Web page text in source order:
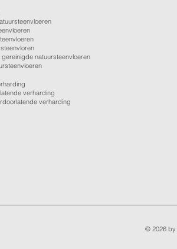
natuursteenvloeren
verharding
verharding
© 2026 by